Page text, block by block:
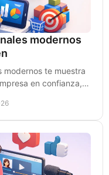
modernos
modernos te muestra
en confianza,